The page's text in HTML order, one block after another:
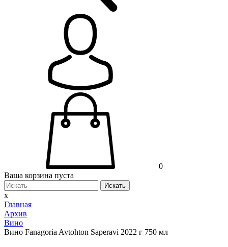
0
Ваша корзина пуста
Искать
x
Главная
Архив
Вино
Вино Fanagoria Avtohton Saperavi 2022 г 750 мл